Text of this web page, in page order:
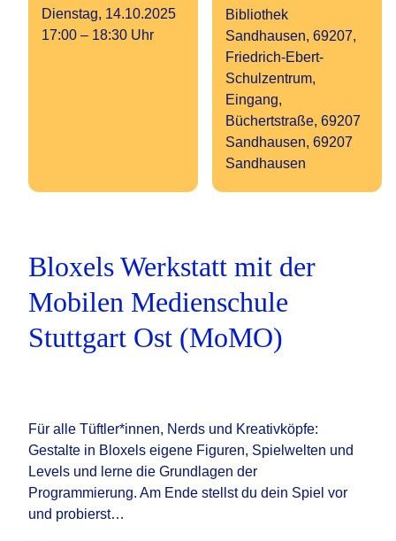
Dienstag, 14.10.2025
17:00 – 18:30 Uhr
Bibliothek
Sandhausen, 69207,
Friedrich-Ebert-
Schulzentrum,
Eingang,
Büchertstraße, 69207
Sandhausen, 69207
Sandhausen
Bloxels Werkstatt mit der
Mobilen Medienschule
Stuttgart Ost (MoMO)
Für alle Tüftler*innen, Nerds und Kreativköpfe:
Gestalte in Bloxels eigene Figuren, Spielwelten und
Levels und lerne die Grundlagen der
Programmierung. Am Ende stellst du dein Spiel vor
und probierst…